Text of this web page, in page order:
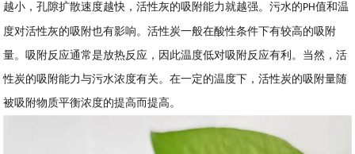
越小，孔隙扩散速度越快，活性灰的吸附能力就越强。污水的PH值和温
度对活性灰的吸附也有影响。活性炭一般在酸性条件下有较高的吸附
量。吸附反应通常是放热反应，因此温度低对吸附反应有利。当然，活
性炭的吸附能力与污水浓度有关。在一定的温度下，活性炭的吸附量随
被吸附物质平衡浓度的提高而提高。